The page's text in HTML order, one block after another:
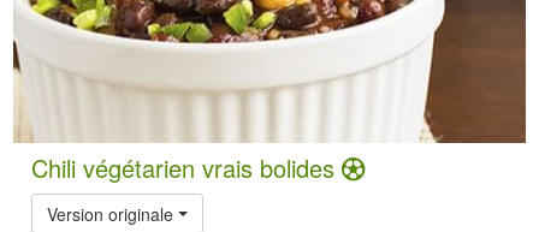
Chili végétarien vrais bolides
Version originale